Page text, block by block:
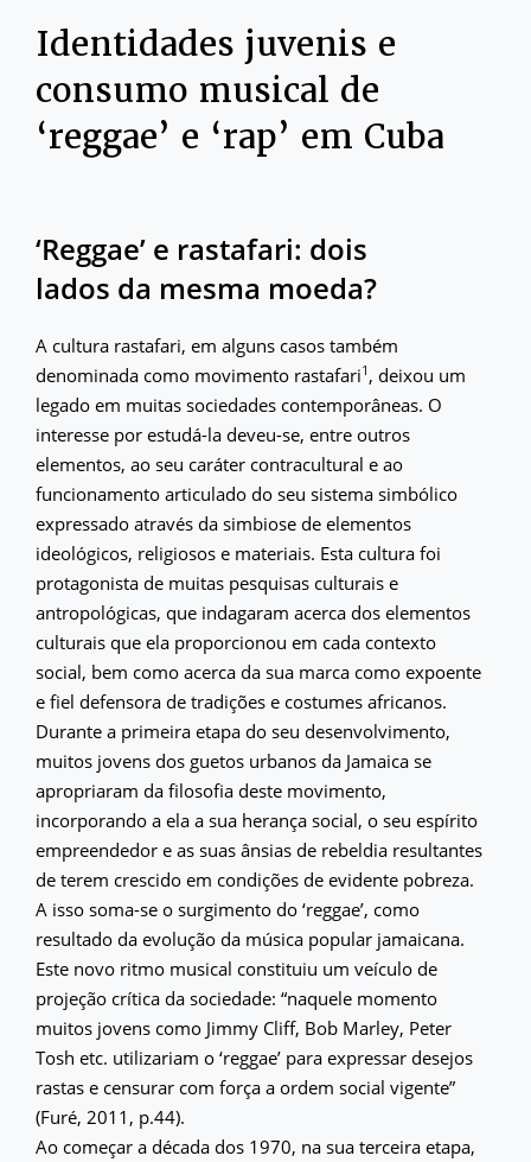
Identidades juvenis e
consumo musical de
‘reggae’ e ‘rap’ em Cuba
‘Reggae’ e rastafari: dois
lados da mesma moeda?
A cultura rastafari, em alguns casos também
denominada como movimento rastafari1 , deixou um
legado em muitas sociedades contemporâneas. O
interesse por estudá-la deveu-se, entre outros
elementos, ao seu caráter contracultural e ao
funcionamento articulado do seu sistema simbólico
expressado através da simbiose de elementos
ideológicos, religiosos e materiais. Esta cultura foi
protagonista de muitas pesquisas culturais e
antropológicas, que indagaram acerca dos elementos
culturais que ela proporcionou em cada contexto
social, bem como acerca da sua marca como expoente
e fiel defensora de tradições e costumes africanos.
Durante a primeira etapa do seu desenvolvimento,
muitos jovens dos guetos urbanos da Jamaica se
apropriaram da filosofia deste movimento,
incorporando a ela a sua herança social, o seu espírito
empreendedor e as suas ânsias de rebeldia resultantes
de terem crescido em condições de evidente pobreza.
A isso soma-se o surgimento do ‘reggae’, como
resultado da evolução da música popular jamaicana.
Este novo ritmo musical constituiu um veículo de
projeção crítica da sociedade: “naquele momento
muitos jovens como Jimmy Cliff, Bob Marley, Peter
Tosh etc. utilizariam o ‘reggae’ para expressar desejos
rastas e censurar com força a ordem social vigente”
(Furé, 2011, p.44).
Ao começar a década dos 1970, na sua terceira etapa,